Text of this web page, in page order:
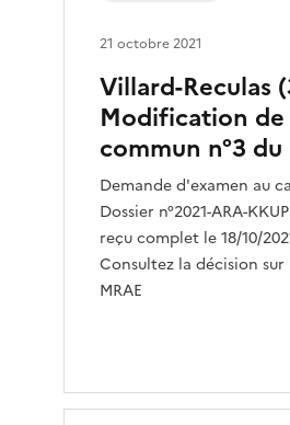
Villard-Reculas
Modification
commun n°3 du
Demande d'examen au
Dossier n°2021-ARA-
reçu complet le 18/10/
Consultez la décision sur
MRAE
21 octobre 2021